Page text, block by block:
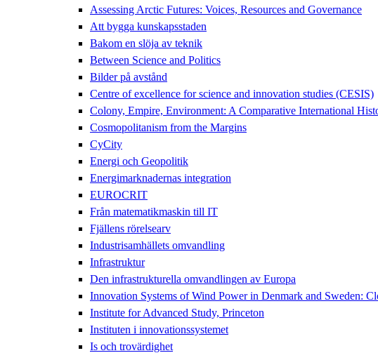
Assessing Arctic Futures: Voices, Resources and Governance
Att bygga kunskapsstaden
Bakom en slöja av teknik
Between Science and Politics
Bilder på avstånd
Centre of excellence for science and innovation studies (CESIS)
Colony, Empire, Environment: A Comparative International
Cosmopolitanism from the Margins
CyCity
Energi och Geopolitik
Energimarknadernas integration
EUROCRIT
Från matematikmaskin till IT
Fjällens rörelsearv
Industrisamhällets omvandling
Infrastruktur
Den infrastrukturella omvandlingen av Europa
Innovation Systems of Wind Power in Denmark and Sweden:
Institute for Advanced Study, Princeton
Instituten i innovationssystemet
Is och trovärdighet